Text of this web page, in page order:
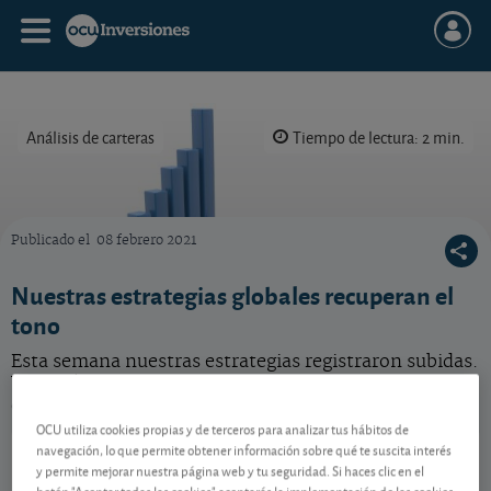
Análisis de carteras Tiempo de lectura: 2 min.
En 2026 resultará esencial seguir diversificando como hacemos con nuestras
Publicado el 08 febrero 2021
Nuestras estrategias globales recuperan el
tono
Esta semana nuestras estrategias registraron subidas.
Vea qué inversiones se comportaron mejor y tiraron
Metavalor Global
ES0162741005
109,74 EUR
OCU utiliza cookies propias y de terceros para analizar tus hábitos de
navegación, lo que permite obtener información sobre qué te suscita interés
y permite mejorar nuestra página web y tu seguridad. Si haces clic en el